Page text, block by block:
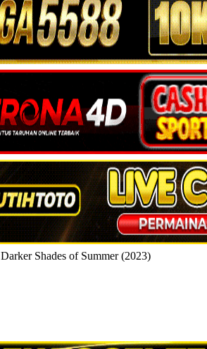
Darker Shades of Summer (2023)